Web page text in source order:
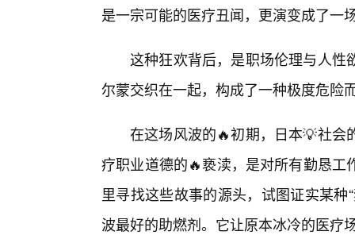
是一宗可能的医疗丑闻，更演变成了一
这种狂欢背后，是职场伦理与人性
尔蒙交织在一起，构成了一种极度危险
在这场风波的🔥初期，日本💡社会
疗职业道德的🔥亵渎，是对所有勤恳
里寻找这些故事的源头，试图证实某
波最好的助燃剂。它让原本冰冷的医疗